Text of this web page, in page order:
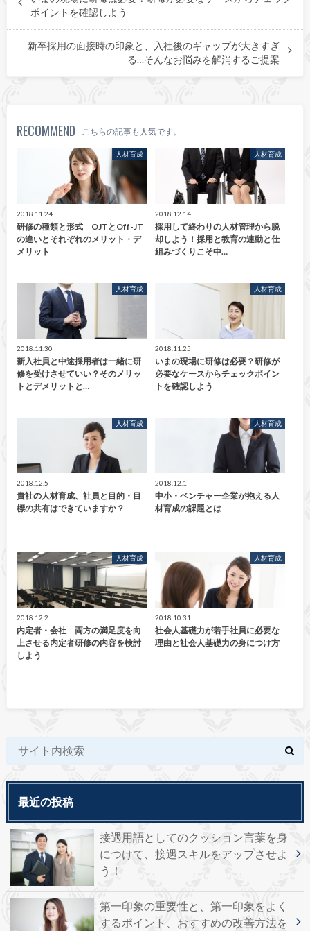
ポイントを確認しよう
新卒採用の面接時の印象と、入社後のギャップが大きすぎ
る…そんなお悩みを解消するご提案
RECOMMEND こちらの記事も人気です。
人材育成
2018.11.24
研修の種類と形式 OJTとOff-JT
の違いとそれぞれのメリット・デ
メリット
人材育成
2018.12.14
採用して終わりの人材管理から脱
却しよう！採用と教育の連動と仕
組みづくりこそ中…
人材育成
2018.11.30
新入社員と中途採用者は一緒に研
修を受けさせていい？そのメリッ
トとデメリットと…
人材育成
2018.11.25
いまの現場に研修は必要？研修が
必要なケースからチェックポイン
トを確認しよう
人材育成
2018.12.5
貴社の人材育成、社員と目的・目
標の共有はできていますか？
人材育成
2018.12.1
中小・ベンチャー企業が抱える人
材育成の課題とは
人材育成
2018.12.2
内定者・会社 両方の満足度を向
上させる内定者研修の内容を検討
しよう
人材育成
2018.10.31
社会人基礎力が若手社員に必要な
理由と社会人基礎力の身につけ方
最近の投稿
接遇用語としてのクッション言葉を身
につけて、接遇スキルをアップさせよ
う！
第一印象の重要性と、第一印象をよく
するポイント、おすすめの改善方法を